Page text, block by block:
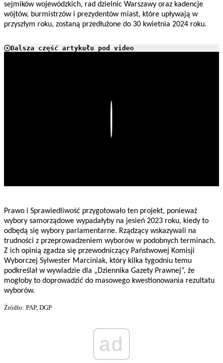
sejmików wojewódzkich, rad dzielnic Warszawy oraz kadencje
wójtów, burmistrzów i prezydentów miast, które upływają w
przyszłym roku, zostaną przedłużone do 30 kwietnia 2024 roku.
Dalsza część artykułu pod video
Prawo i Sprawiedliwość przygotowało ten projekt, ponieważ
wybory samorządowe wypadałyby na jesień 2023 roku, kiedy to
odbędą się wybory parlamentarne. Rządzący wskazywali na
trudności z przeprowadzeniem wyborów w podobnych terminach.
Z ich opinią zgadza się przewodniczący Państwowej Komisji
Wyborczej Sylwester Marciniak, który kilka tygodniu temu
podkreślał w wywiadzie dla „Dziennika Gazety Prawnej”, że
mogłoby to doprowadzić do masowego kwestionowania rezultatu
wyborów.
Źródło: PAP, DGP
ad